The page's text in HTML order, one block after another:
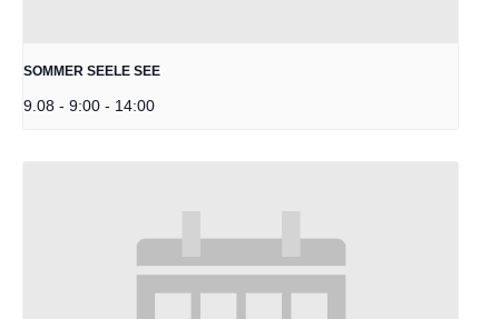
SOMMER SEELE SEE
9.08 - 9:00 - 14:00